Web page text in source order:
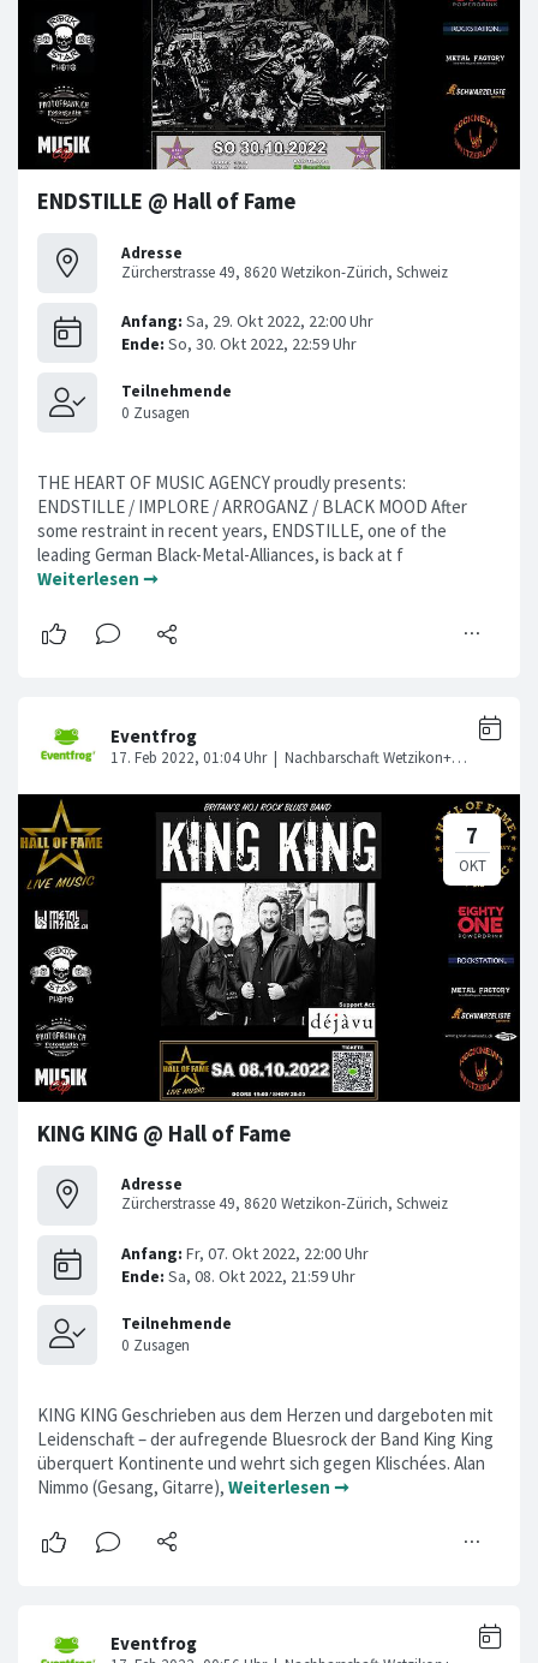
ENDSTILLE @ Hall of Fame
Adresse
Zürcherstrasse 49, 8620 Wetzikon-Zürich, Schweiz
THE HEART OF MUSIC AGENCY proudly presents:
ENDSTILLE / IMPLORE / ARROGANZ / BLACK MOOD After
some restraint in recent years, ENDSTILLE, one of the
leading German Black-Metal-Alliances, is back at f
Weiterlesen ➞
KING KING @ Hall of Fame
Adresse
Zürcherstrasse 49, 8620 Wetzikon-Zürich, Schweiz
KING KING Geschrieben aus dem Herzen und dargeboten mit
Leidenschaft – der aufregende Bluesrock der Band King King
überquert Kontinente und wehrt sich gegen Klischées. Alan
Nimmo (Gesang, Gitarre), Weiterlesen ➞